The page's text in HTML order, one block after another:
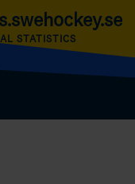
STATISTICS